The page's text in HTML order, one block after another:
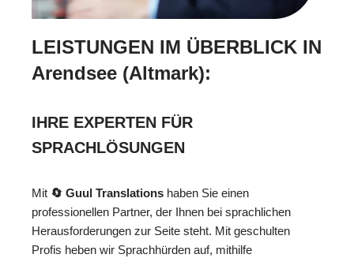
LEISTUNGEN IM ÜBERBLICK IN
Arendsee (Altmark):
IHRE EXPERTEN FÜR
SPRACHLÖSUNGEN
Mit 🔄 Guul Translations haben Sie einen
professionellen Partner, der Ihnen bei sprachlichen
Herausforderungen zur Seite steht. Mit geschulten
Profis heben wir Sprachhürden auf, mithilfe